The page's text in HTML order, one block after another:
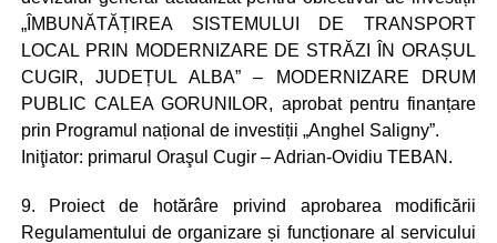
„ÎMBUNĂTĂȚIREA SISTEMULUI DE TRANSPORT
LOCAL PRIN MODERNIZARE DE STRĂZI ÎN ORAȘUL
CUGIR, JUDEȚUL ALBA” – MODERNIZARE DRUM
PUBLIC CALEA GORUNILOR, aprobat pentru finanțare
prin Programul național de investiții „Anghel Saligny”.
Iniţiator: primarul Oraşul Cugir – Adrian-Ovidiu TEBAN.
9. Proiect de hotărâre privind aprobarea modificării
Regulamentului de organizare și funcționare al servicului